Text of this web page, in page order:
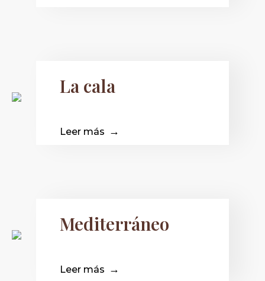
La cala
Leer más
Mediterráneo
Leer más